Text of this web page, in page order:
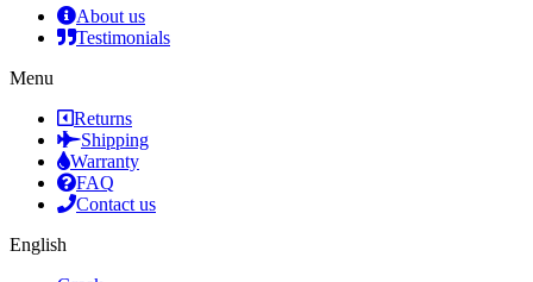
About us
Testimonials
Menu
Returns
Shipping
Warranty
FAQ
Contact us
English